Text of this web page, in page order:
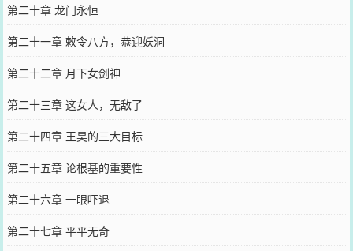
第二十章 龙门永恒
第二十一章 敕令八方，恭迎妖洞
第二十二章 月下女剑神
第二十三章 这女人，无敌了
第二十四章 王昊的三大目标
第二十五章 论根基的重要性
第二十六章 一眼吓退
第二十七章 平平无奇